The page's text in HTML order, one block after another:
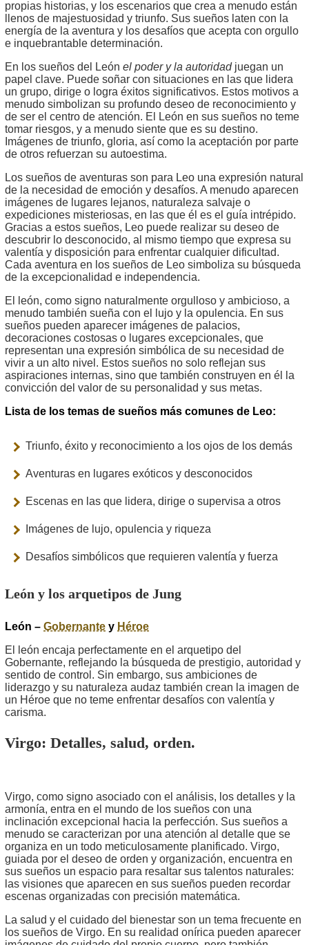
propias historias, y los escenarios que crea a menudo están
llenos de majestuosidad y triunfo. Sus sueños laten con la
energía de la aventura y los desafíos que acepta con orgullo
e inquebrantable determinación.
En los sueños del León el poder y la autoridad juegan un
papel clave. Puede soñar con situaciones en las que lidera
un grupo, dirige o logra éxitos significativos. Estos motivos a
menudo simbolizan su profundo deseo de reconocimiento y
de ser el centro de atención. El León en sus sueños no teme
tomar riesgos, y a menudo siente que es su destino.
Imágenes de triunfo, gloria, así como la aceptación por parte
de otros refuerzan su autoestima.
Los sueños de aventuras son para Leo una expresión natural
de la necesidad de emoción y desafíos. A menudo aparecen
imágenes de lugares lejanos, naturaleza salvaje o
expediciones misteriosas, en las que él es el guía intrépido.
Gracias a estos sueños, Leo puede realizar su deseo de
descubrir lo desconocido, al mismo tiempo que expresa su
valentía y disposición para enfrentar cualquier dificultad.
Cada aventura en los sueños de Leo simboliza su búsqueda
de la excepcionalidad e independencia.
El león, como signo naturalmente orgulloso y ambicioso, a
menudo también sueña con el lujo y la opulencia. En sus
sueños pueden aparecer imágenes de palacios,
decoraciones costosas o lugares excepcionales, que
representan una expresión simbólica de su necesidad de
vivir a un alto nivel. Estos sueños no solo reflejan sus
aspiraciones internas, sino que también construyen en él la
convicción del valor de su personalidad y sus metas.
Lista de los temas de sueños más comunes de Leo:
Triunfo, éxito y reconocimiento a los ojos de los demás
Aventuras en lugares exóticos y desconocidos
Escenas en las que lidera, dirige o supervisa a otros
Imágenes de lujo, opulencia y riqueza
Desafíos simbólicos que requieren valentía y fuerza
León y los arquetipos de Jung
León – Gobernante y Héroe
El león encaja perfectamente en el arquetipo del
Gobernante, reflejando la búsqueda de prestigio, autoridad y
sentido de control. Sin embargo, sus ambiciones de
liderazgo y su naturaleza audaz también crean la imagen de
un Héroe que no teme enfrentar desafíos con valentía y
carisma.
Virgo: Detalles, salud, orden.
Virgo, como signo asociado con el análisis, los detalles y la
armonía, entra en el mundo de los sueños con una
inclinación excepcional hacia la perfección. Sus sueños a
menudo se caracterizan por una atención al detalle que se
organiza en un todo meticulosamente planificado. Virgo,
guiada por el deseo de orden y organización, encuentra en
sus sueños un espacio para resaltar sus talentos naturales:
las visiones que aparecen en sus sueños pueden recordar
escenas organizadas con precisión matemática.
La salud y el cuidado del bienestar son un tema frecuente en
los sueños de Virgo. En su realidad onírica pueden aparecer